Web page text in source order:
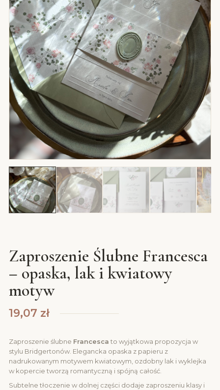
Zaproszenie Ślubne Francesca
– opaska, lak i kwiatowy
motyw
19,07 zł
Zaproszenie ślubne Francesca to wyjątkowa propozycja w
stylu Bridgertonów. Elegancka opaska z papieru z
nadrukowanym motywem kwiatowym, ozdobny lak i wyklejka
w kopercie tworzą romantyczną i spójną całość.
Subtelne tłoczenie w dolnej części dodaje zaproszeniu klasy i